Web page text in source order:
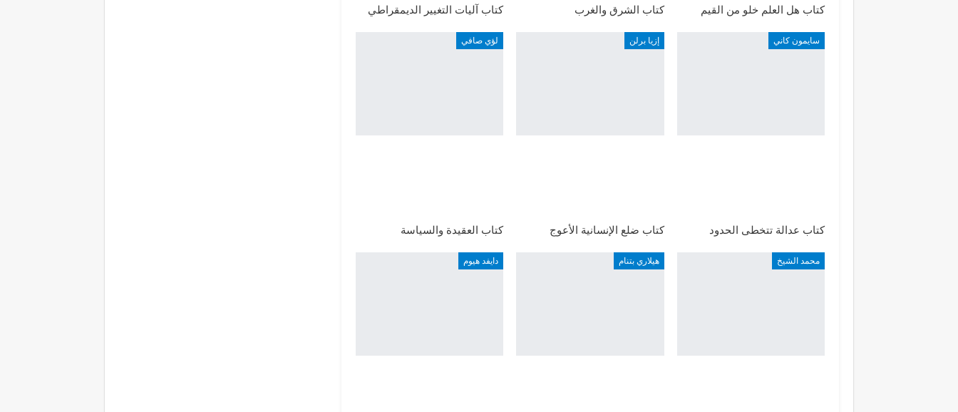
كتاب هل العلم خلو من القيم كتاب الشرق والغرب كتاب آليات التغيير الديمقراطي
سايمون كاني
كتاب عدالة تتخطى الحدود
إزيا برلن
كتاب ضلع الإنسانية الأعوج
لؤي صافي
كتاب العقيدة والسياسة
محمد الشيخ هيلاري بتنام دايفد هيوم